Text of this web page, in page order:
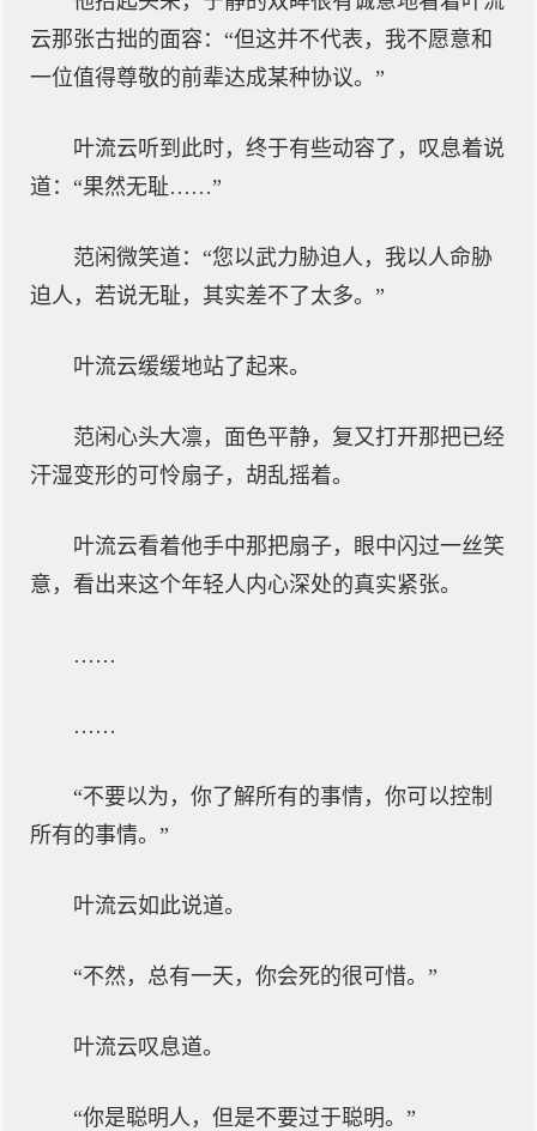
云那张古拙的面容：“但这并不代表，我不愿意和
一位值得尊敬的前辈达成某种协议。”
叶流云听到此时，终于有些动容了，叹息着说
道：“果然无耻……”
范闲微笑道：“您以武力胁迫人，我以人命胁
迫人，若说无耻，其实差不了太多。”
叶流云缓缓地站了起来。
范闲心头大凛，面色平静，复又打开那把已经
汗湿变形的可怜扇子，胡乱摇着。
叶流云看着他手中那把扇子，眼中闪过一丝笑
意，看出来这个年轻人内心深处的真实紧张。
……
……
“不要以为，你了解所有的事情，你可以控制
所有的事情。”
叶流云如此说道。
“不然，总有一天，你会死的很可惜。”
叶流云叹息道。
“你是聪明人，但是不要过于聪明。”